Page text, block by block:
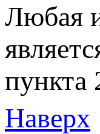
Любая
пункта
Наверх